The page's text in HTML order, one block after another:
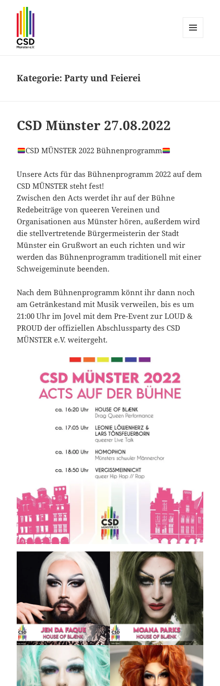
Kategorie:Party und Feierei
CSD Münster 27.08.2022
CSD MÜNSTER 2022 Bühnenprogramm
Unsere Acts für das Bühnenprogramm 2022 auf dem
CSD MÜNSTER steht fest!
Zwischen den Acts werdet ihr auf der Bühne
Redebeiträge von queeren Vereinen und
Organisationen aus Münster hören, außerdem wird
die stellvertretende Bürgermeisterin der Stadt
Münster ein Grußwort an euch richten und wir
werden das Bühnenprogramm traditionell mit einer
Schweigeminute beenden.
Nach dem Bühnenprogramm könnt ihr dann noch
am Getränkestand mit Musik verweilen, bis es um
21:00 Uhr im Jovel mit dem Pre-Event zur LOUD &
PROUD der offiziellen Abschlussparty des CSD
MÜNSTER e.V. weitergeht.